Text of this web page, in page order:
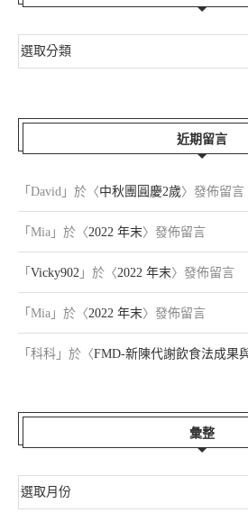
近期留言
「 David 」於〈中秋團圓慶2歲〉發佈留言
「 Mia 」於〈2022 年末〉發佈留言
「 Vicky902 」於〈2022 年末〉發佈留言
「 Mia 」於〈2022 年末〉發佈留言
「 科科 」於〈FMD-新陳代謝飲食法成果
彙整